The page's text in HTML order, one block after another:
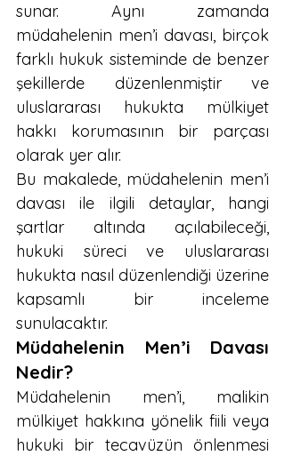
sunar. Aynı zamanda
müdahelenin men’i davası, birçok
farklı hukuk sisteminde de benzer
şekillerde düzenlenmiştir ve
uluslararası hukukta mülkiyet
hakkı korumasının bir parçası
olarak yer alır.
Bu makalede, müdahelenin men’i
davası ile ilgili detaylar, hangi
şartlar altında açılabileceği,
hukuki süreci ve uluslararası
hukukta nasıl düzenlendiği üzerine
kapsamlı bir inceleme
sunulacaktır.
Müdahelenin Men’i Davası
Nedir?
Müdahelenin men’i, malikin
mülkiyet hakkına yönelik fiili veya
hukuki bir tecavüzün önlenmesi